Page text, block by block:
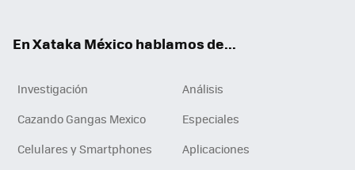
En Xataka México hablamos de...
Investigación
Análisis
Cazando Gangas Mexico
Especiales
Celulares y Smartphones
Aplicaciones